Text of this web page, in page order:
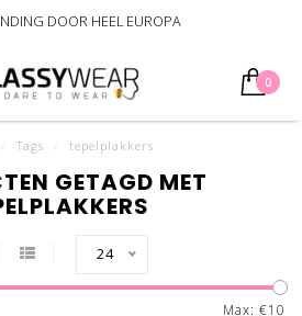
DOOR HEEL EUROPA
0
Tags tepelplakkers
GETAGD MET
24
Max: €10